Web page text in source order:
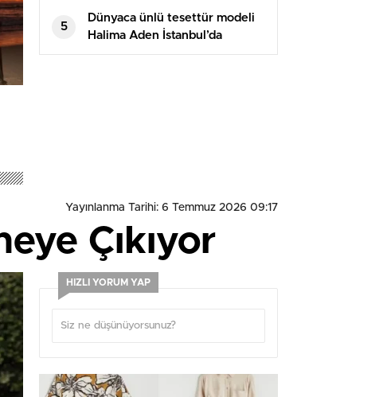
5
Dünyaca ünlü tesettür modeli
Halima Aden İstanbul’da
podyuma çıktı
Yayınlanma Tarihi: 6 Temmuz 2026 09:17
Çıkıyor
HIZLI YORUM YAP